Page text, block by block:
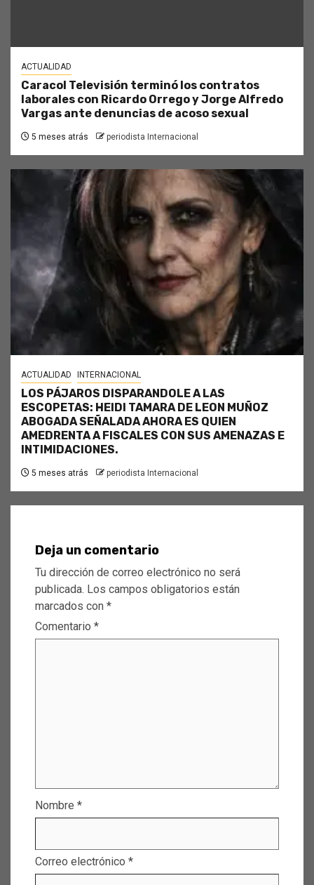
ACTUALIDAD
Caracol Televisión terminó los contratos
laborales con Ricardo Orrego y Jorge Alfredo
Vargas ante denuncias de acoso sexual
5 meses atrás periodista Internacional
ACTUALIDAD INTERNACIONAL
LOS PÁJAROS DISPARANDOLE A LAS
ESCOPETAS: HEIDI TAMARA DE LEON MUÑOZ
ABOGADA SEÑALADA AHORA ES QUIEN
AMEDRENTA A FISCALES CON SUS AMENAZAS E
INTIMIDACIONES.
5 meses atrás periodista Internacional
Deja un comentario
Tu dirección de correo electrónico no será
publicada. Los campos obligatorios están
marcados con *
Comentario *
Nombre *
Correo electrónico *